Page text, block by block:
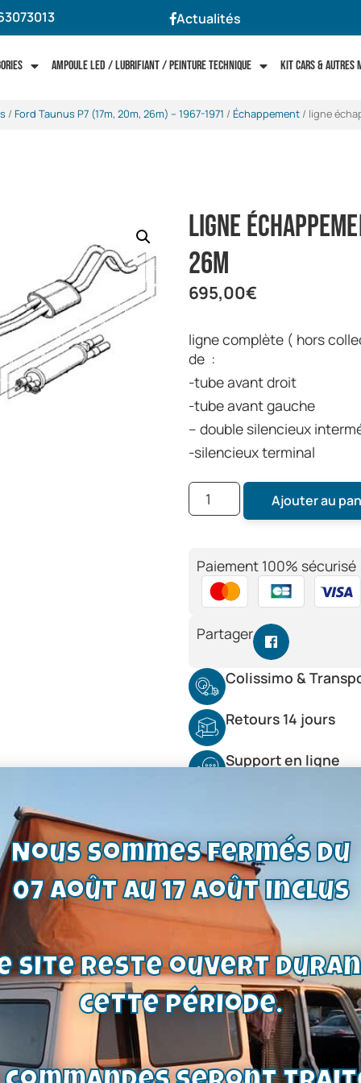
Actualités
Ampoule LED / Lubrifiant / Peinture technique Kit cars & autres
/ Ford Taunus P7 (17m, 20m, 26m) -- 1967-1971 / Échappement/ ligne
ligne
26M
695,00€
ligne complète ( hors
de :
-tube avant droit
-tube avant gauche
– double silencieux
-silencieux terminal
Ajouter au
Paiement 100% sécurisé
Partager
Colissimo &
Retours 14 jours
Support en ligne
Nous sommes fermés du
07 août au 17 août inclus
site reste ouvert
cette période.